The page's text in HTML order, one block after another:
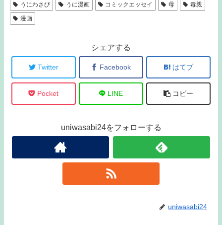
うにわさび うに漫画 コミックエッセイ 母
毒親
漫画
シェアする
Twitter Facebook はてブ
Pocket LINE コピー
uniwasabi24をフォローする
uniwasabi24